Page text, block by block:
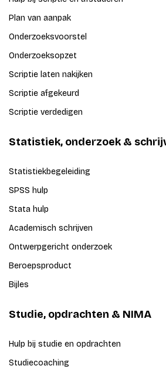
Plan van aanpak
Onderzoeksvoorstel
Onderzoeksopzet
Scriptie laten nakijken
Scriptie afgekeurd
Scriptie verdedigen
Statistiek, onderzoek &
Statistiekbegeleiding
SPSS hulp
Stata hulp
Academisch schrijven
Ontwerpgericht onderzoek
Beroepsproduct
Bijles
Studie, opdrachten & NIMA
Hulp bij studie en opdrachten
Studiecoaching